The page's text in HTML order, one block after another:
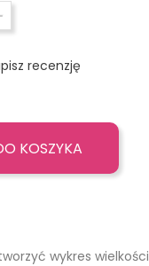
recenzję
KOSZYKA
wykres wielkości